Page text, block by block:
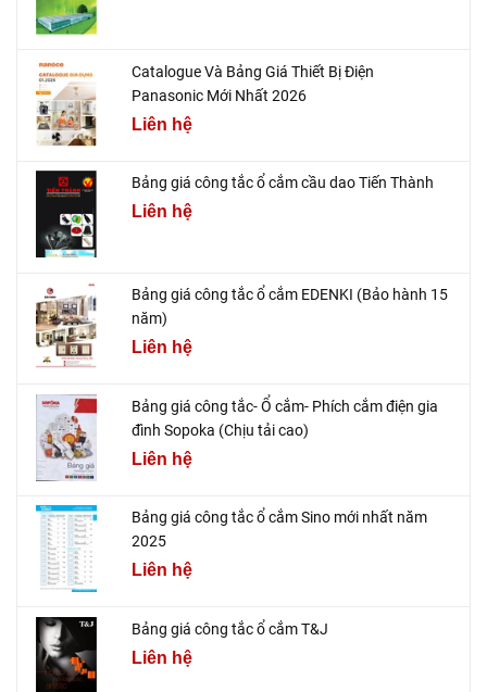
Catalogue Và Bảng Giá Thiết Bị Điện
Panasonic Mới Nhất 2026
Liên hệ
Bảng giá công tắc ổ cắm cầu dao Tiến Thành
Liên hệ
Bảng giá công tắc ổ cắm EDENKI (Bảo hành 15
năm)
Liên hệ
Bảng giá công tắc- Ổ cắm- Phích cắm điện gia
đình Sopoka (Chịu tải cao)
Liên hệ
Bảng giá công tắc ổ cắm Sino mới nhất năm
2025
Liên hệ
Bảng giá công tắc ổ cắm T&J
Liên hệ